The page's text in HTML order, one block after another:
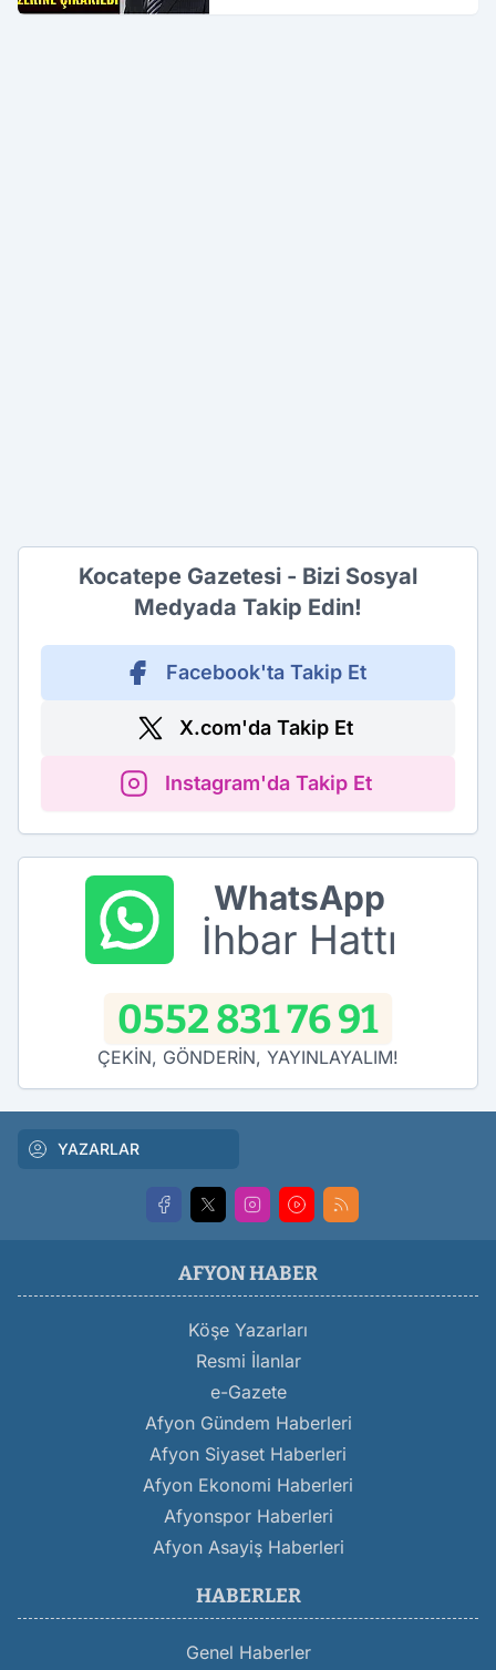
Kocatepe Gazetesi - Bizi Sosyal
Medyada Takip Edin!
Facebook'ta Takip Et
X.com'da Takip Et
Instagram'da Takip Et
WhatsApp
İhbar Hattı
0552 831 76 91
ÇEKİN, GÖNDERİN, YAYINLAYALIM!
YAZARLAR
AFYON HABER
Köşe Yazarları
Resmi İlanlar
e-Gazete
Afyon Gündem Haberleri
Afyon Siyaset Haberleri
Afyon Ekonomi Haberleri
Afyonspor Haberleri
Afyon Asayiş Haberleri
HABERLER
Genel Haberler